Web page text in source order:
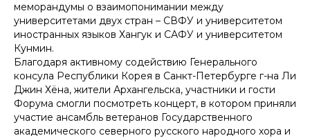
меморандумы о взаимопонимании между
университетами двух стран – СВФУ и университетом
иностранных языков Хангук и САФУ и университетом
Кунмин.
Благодаря активному содействию Генерального
консула Республики Корея в Санкт-Петербурге г-на Ли
Джин Хёна, жители Архангельска, участники и гости
Форума смогли посмотреть концерт, в котором приняли
участие ансамбль ветеранов Государственного
академического северного русского народного хора и